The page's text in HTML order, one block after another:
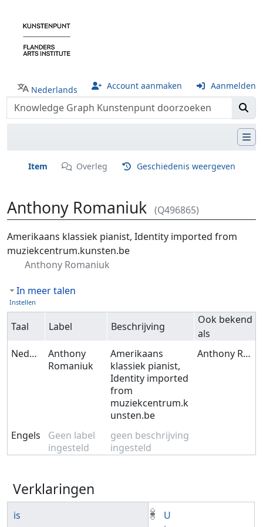
Nederlands Account aanmaken Aanmelden
Item Overleg Geschiedenis weergeven
Anthony Romaniuk (Q496865)
Ga naar:navigatie,zoeken
Amerikaans klassiek pianist, Identity imported from
muziekcentrum.kunsten.be
Anthony Romaniuk
In meer talen
Instellen
Taal Label Beschrijving
Ook bekend
als
Nederlands
Anthony
Romaniuk
Amerikaans
klassiek pianist,
Identity imported
from
muziekcentrum.k
unsten.be
Anthony Romaniuk
Engels
Geen label
ingesteld
geen beschrijving
ingesteld
Verklaringen
is
U